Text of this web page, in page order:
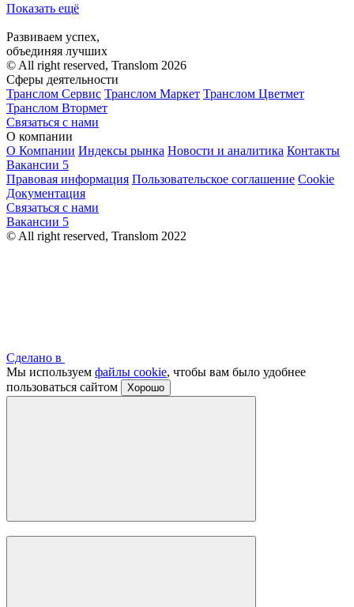
Показать ещё
Развиваем успех,
объединяя лучших
© All right reserved, Translom 2026
Сферы деятельности
Транслом Сервис Транслом Маркет Транслом Цветмет
Транслом Втормет
Связаться с нами
О компании
О Компании Индексы рынка Новости и аналитика Контакты
Вакансии 5
Правовая информация Пользовательское соглашение Cookie
Документация
Связаться с нами
Вакансии 5
© All right reserved, Translom 2022
Сделано в
Мы используем файлы cookie, чтобы вам было удобнее
пользоваться сайтом
Хорошо